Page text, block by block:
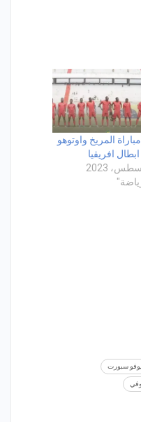
المريخ واوتوهو
افريقيا
سبورت